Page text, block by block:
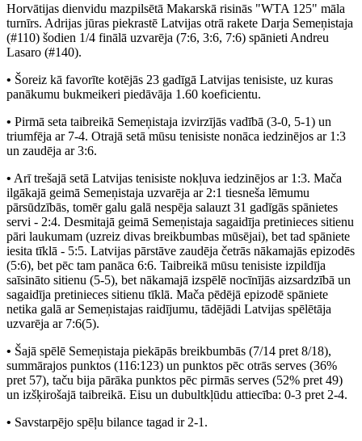
Horvātijas dienvidu mazpilsētā Makarskā risinās "WTA 125" māla
turnīrs. Adrijas jūras piekrastē Latvijas otrā rakete Darja Semeņistaja
(#110) šodien 1/4 finālā uzvarēja (7:6, 3:6, 7:6) spānieti Andreu
Lasaro (#140).
• Šoreiz kā favorīte kotējās 23 gadīgā Latvijas tenisiste, uz kuras
panākumu bukmeikeri piedāvāja 1.60 koeficientu.
• Pirmā seta taibreikā Semeņistaja izvirzījās vadībā (3-0, 5-1) un
triumfēja ar 7-4. Otrajā setā mūsu tenisiste nonāca iedzinējos ar 1:3
un zaudēja ar 3:6.
• Arī trešajā setā Latvijas tenisiste nokļuva iedzinējos ar 1:3. Mača
ilgākajā geimā Semeņistaja uzvarēja ar 2:1 tiesneša lēmumu
pārsūdzībās, tomēr galu galā nespēja salauzt 31 gadīgās spānietes
servi - 2:4. Desmitajā geimā Semeņistaja sagaidīja pretinieces sitienu
pāri laukumam (uzreiz divas breikbumbas mūsējai), bet tad spāniete
iesita tīklā - 5:5. Latvijas pārstāve zaudēja četrās nākamajās epizodēs
(5:6), bet pēc tam panāca 6:6. Taibreikā mūsu tenisiste izpildīja
saīsināto sitienu (5-5), bet nākamajā izspēlē nocīnījās aizsardzībā un
sagaidīja pretinieces sitienu tīklā. Mača pēdējā epizodē spāniete
netika galā ar Semeņistajas raidījumu, tādējādi Latvijas spēlētāja
uzvarēja ar 7:6(5).
• Šajā spēlē Semeņistaja piekāpās breikbumbās (7/14 pret 8/18),
summārajos punktos (116:123) un punktos pēc otrās serves (36%
pret 57), taču bija pārāka punktos pēc pirmās serves (52% pret 49)
un izšķirošajā taibreikā. Eisu un dubultkļūdu attiecība: 0-3 pret 2-4.
• Savstarpējo spēļu bilance tagad ir 2-1.